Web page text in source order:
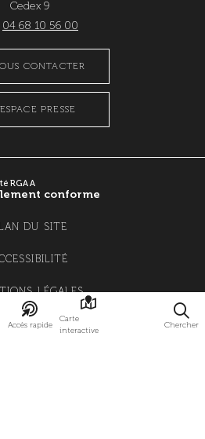
Accès rapide
Carte
interactive
Chercher
Cedex 9
04 68 10 56 00
CONTACTER
ESPACE PRESSE
RGAA
conforme
DU SITE
LÉGALES
DE CONFIDENTIALITÉ